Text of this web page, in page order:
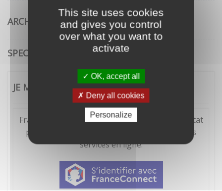
This site uses cookies
and gives you control
over what you want to
activate
OK, accept all
Deny all cookies
Personalize
ARCHITECTURE
SPECTACLE VIVANT
JE ME CONNECTE
FranceConnect est la solution proposée par l'Etat
pour sécuriser et simplifier la connexion à vos
services en ligne.